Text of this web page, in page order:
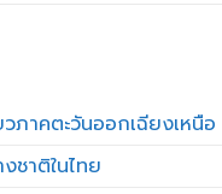
ภาคตะวันออกเฉียงเหนือ
ชาติในไทย